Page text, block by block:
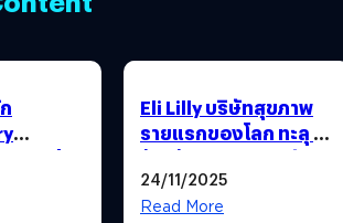
องสบู่
จังหวะ
Eli Lilly บริษัทสุขภาพ
รายแรกของโลก ทะลุ 1
ล้านล้านเหรียญสหรัฐฯ
24/11/2025
Read More